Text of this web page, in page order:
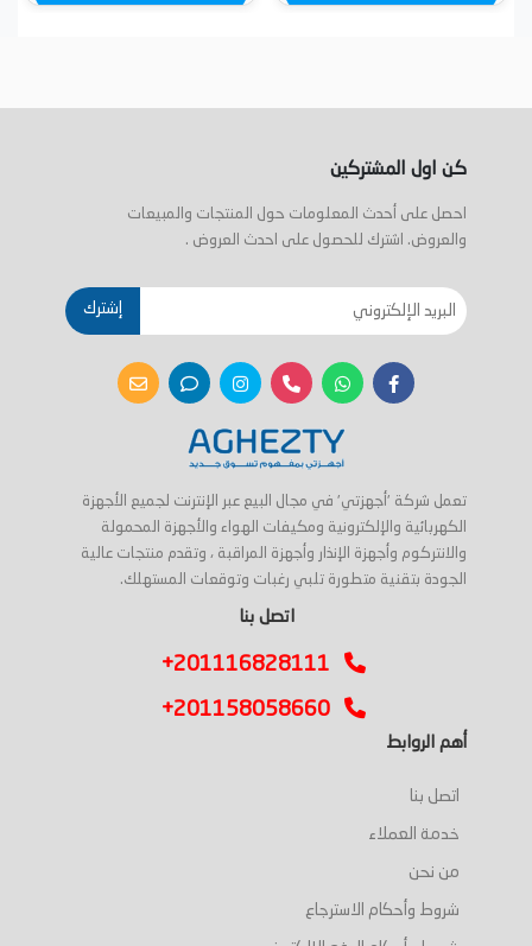
كن اول المشتركين
احصل على أحدث المعلومات حول المنتجات والمبيعات
والعروض. اشترك للحصول على احدث العروض .
إشترك
تعمل شركة 'أجهزتي' في مجال البيع عبر الإنترنت لجميع الأجهزة
الكهربائية والإلكترونية ومكيفات الهواء والأجهزة المحمولة
والانتركوم وأجهزة الإنذار وأجهزة المراقبة ، وتقدم منتجات عالية
الجودة بتقنية متطورة تلبي رغبات وتوقعات المستهلك.
اتصل بنا
+201116828111
+201158058660
أهم الروابط
اتصل بنا
خدمة العملاء
من نحن
شروط وأحكام الاسترجاع